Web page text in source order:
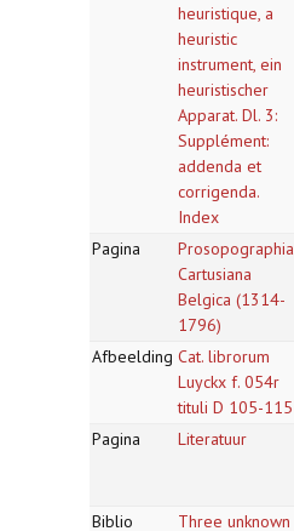
heuristique, a
heuristic
instrument, ein
heuristischer
Apparat. Dl. 3:
Supplément:
addenda et
corrigenda.
Index
Pagina
Prosopographia
Cartusiana
Belgica (1314-
1796)
Afbeelding Cat. librorum
Luyckx f. 054r
tituli D 105-115
Pagina
Literatuur
Biblio
Three unknown